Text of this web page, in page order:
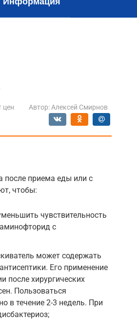
цен Автор: Алексей Смирнов
после приема еды или с
чтобы:
чувствительность
с
может содержать
Его применение
после хирургических
Пользоваться
в течение 2-3 недель. При